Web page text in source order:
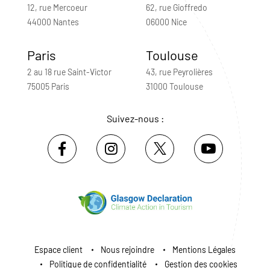
12, rue Mercoeur
44000 Nantes
62, rue Gioffredo
06000 Nice
Paris
2 au 18 rue Saint-Victor
75005 Paris
Toulouse
43, rue Peyrolières
31000 Toulouse
Suivez-nous :
Espace client Nous rejoindre
Mentions Légales
Politique de confidentialité
Gestion des cookies